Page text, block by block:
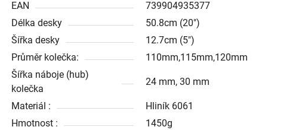
EAN
739904935377
Délka desky
50.8cm (20")
Šířka desky
12.7cm (5")
Průměr kolečka:
110mm,115mm,120mm
Šířka náboje (hub)
kolečka
24 mm, 30 mm
Materiál :
Hliník 6061
Hmotnost :
1450g